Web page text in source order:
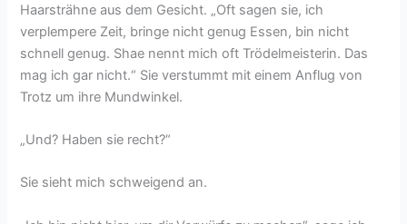
Haarsträhne aus dem Gesicht. „Oft sagen sie, ich
verplempere Zeit, bringe nicht genug Essen, bin nicht
schnell genug. Shae nennt mich oft Trödelmeisterin. Das
mag ich gar nicht.“ Sie verstummt mit einem Anflug von
Trotz um ihre Mundwinkel.
„Und? Haben sie recht?“
Sie sieht mich schweigend an.